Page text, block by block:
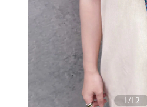
1/12